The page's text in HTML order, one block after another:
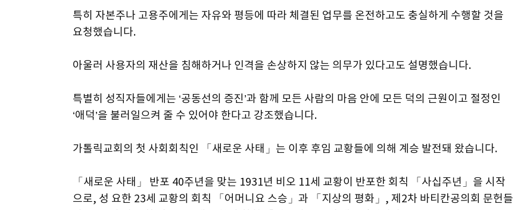
특히 자본주나 고용주에게는 자유와 평등에 따라 체결된 업무를 온전하고도 충실하게 수행할 것을
요청했습니다.
아울러 사용자의 재산을 침해하거나 인격을 손상하지 않는 의무가 있다고도 설명했습니다.
특별히 성직자들에게는 ‘공동선의 증진’과 함께 모든 사람의 마음 안에 모든 덕의 근원이고 절정인
‘애덕’을 불러일으켜 줄 수 있어야 한다고 강조했습니다.
가톨릭교회의 첫 사회회칙인 「새로운 사태」는 이후 후임 교황들에 의해 계승 발전돼 왔습니다.
「새로운 사태」 반포 40주년을 맞는 1931년 비오 11세 교황이 반포한 회칙 「사십주년」을 시작
으로, 성 요한 23세 교황의 회칙 「어머니요 스승」과 「지상의 평화」, 제2차 바티칸공의회 문헌들